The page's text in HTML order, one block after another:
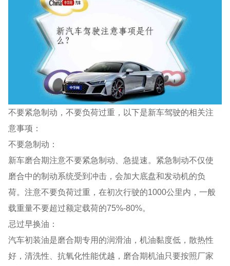
不要紧急制动，不要负荷过重，以下是新车驾驶的相关注
意事项：
不要急制动：
新车磨合期注意不要紧急制动、急提速。紧急制动不仅使
磨合中的制动系统受到冲击，会加大底盘和发动机的负
荷。注意不要负荷过重，在初次行驶的1000公里内，一般
载重量不要超过额定载荷的75%-80%。
忌过早换油：
汽车初装油是磨合期专用的润滑油，机油黏度低，散热性
好，清洗性、抗氧化性能优越，磨合期机油只要按照厂家